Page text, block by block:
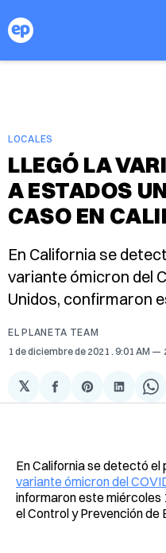
LOCALES
LLEGÓ LA
A ESTADOS
CASO EN
En California se
variante ómicron del
Unidos, confirmaron
EL PLANETA TEAM
1 de diciembre de 2021 . 9:01 AM
𝕏
Compartir
en
Share
on
en
En California se detectó el
variante ómicron del
informaron este miércoles
el Control y Prevención de